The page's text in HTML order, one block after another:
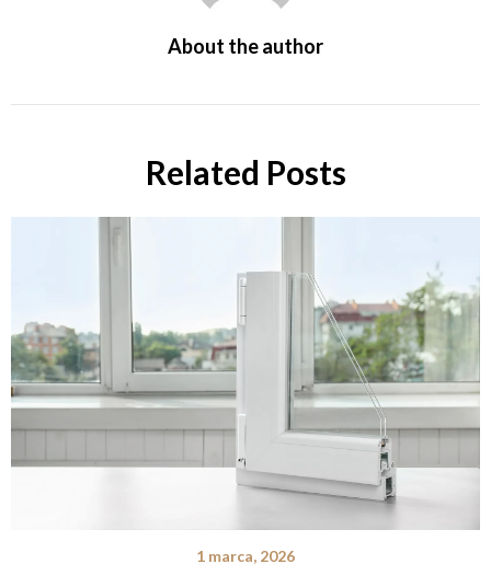
About the author
Related Posts
1 marca, 2026